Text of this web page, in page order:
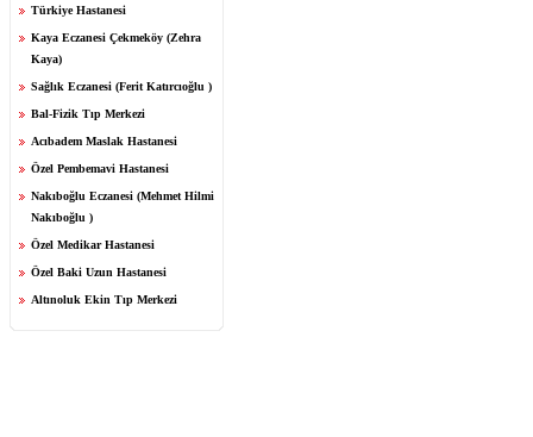
Türkiye Hastanesi
Kaya Eczanesi Çekmeköy (Zehra
Kaya)
Sağlık Eczanesi (Ferit Katırcıoğlu )
Bal-Fizik Tıp Merkezi
Acıbadem Maslak Hastanesi
Özel Pembemavi Hastanesi
Nakıboğlu Eczanesi (Mehmet Hilmi
Nakıboğlu )
Özel Medikar Hastanesi
Özel Baki Uzun Hastanesi
Altınoluk Ekin Tıp Merkezi